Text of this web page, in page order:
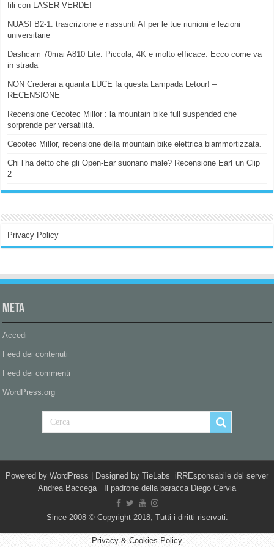
fili con LASER VERDE!
NUASI B2-1: trascrizione e riassunti AI per le tue riunioni e lezioni
universitarie
Dashcam 70mai A810 Lite: Piccola, 4K e molto efficace. Ecco come va
in strada
NON Crederai a quanta LUCE fa questa Lampada Letour! –
RECENSIONE
Recensione Cecotec Millor : la mountain bike full suspended che
sorprende per versatilità.
Cecotec Millor, recensione della mountain bike elettrica biammortizzata.
Chi l’ha detto che gli Open-Ear suonano male? Recensione EarFun Clip
2
Privacy Policy
Meta
Accedi
Feed dei contenuti
Feed dei commenti
WordPress.org
Powered by WordPress | Designed by TieLabs iRREsponsabile del server
Andrea Baccega Il padrone della baracca Diego Cervia
Since 2008 © Copyright 2018, Tutti i diritti riservati.
Privacy & Cookies Policy